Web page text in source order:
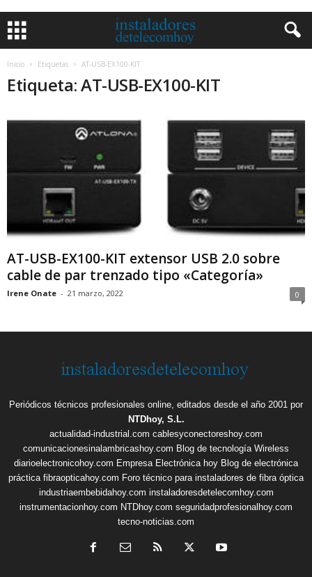
Inicio Etiquetas AT-USB-EX100-KIT
Etiqueta: AT-USB-EX100-KIT
AT-USB-EX100-KIT extensor USB 2.0 sobre
cable de par trenzado tipo «Categoría»
Irene Onate - 21 marzo, 2022 0
Periódicos técnicos profesionales online, editados desde el año 2001 por
NTDhoy, S.L.
actualidad-industrial.com cablesyconectoreshoy.com
comunicacionesinalambricashoy.com Blog de tecnología Wireless
diarioelectronicohoy.com Empresa Electrónica hoy Blog de electrónica
práctica fibraopticahoy.com Foro técnico para instaladores de fibra óptica
industriaembebidahoy.com instaladoresdetelecomhoy.com
instrumentacionhoy.com NTDhoy.com seguridadprofesionalhoy.com
tecno-noticias.com